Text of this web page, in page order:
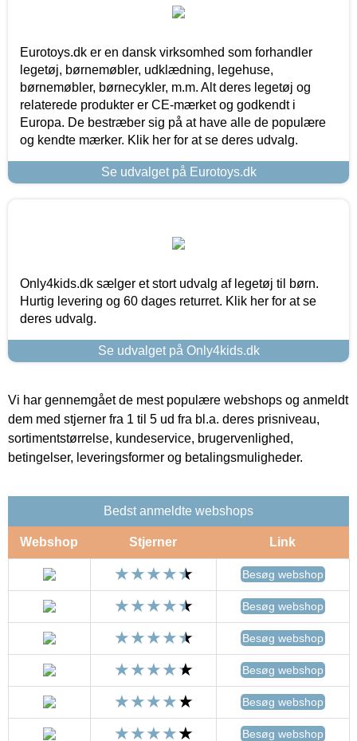
Eurotoys.dk er en dansk virksomhed som forhandler
legetøj, børnemøbler, udklædning, legehuse,
børnemøbler, børnecykler, m.m. Alt deres legetøj og
relaterede produkter er CE-mærket og godkendt i
Europa. De bestræber sig på at have alle de populære
og kendte mærker. Klik her for at se deres udvalg.
Se udvalget på Eurotoys.dk
Only4kids.dk sælger et stort udvalg af legetøj til børn.
Hurtig levering og 60 dages returret. Klik her for at se
deres udvalg.
Se udvalget på Only4kids.dk
Vi har gennemgået de mest populære webshops og anmeldt
dem med stjerner fra 1 til 5 ud fra bl.a. deres prisniveau,
sortimentstørrelse, kundeservice, brugervenlighed,
betingelser, leveringsformer og betalingsmuligheder.
Bedst anmeldte webshops
Webshop Stjerner Link
Besøg webshop
Besøg webshop
Besøg webshop
Besøg webshop
Besøg webshop
Besøg webshop